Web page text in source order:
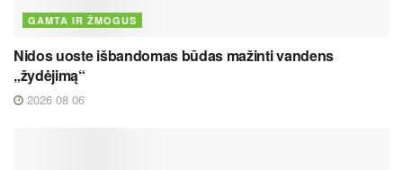
GAMTA IR ŽMOGUS
Nidos uoste išbandomas būdas mažinti vandens
„žydėjimą“
2026 08 06